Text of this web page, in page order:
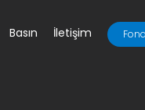
Basın İletişim